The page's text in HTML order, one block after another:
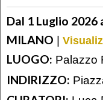
Dal 1 Luglio
MILANO |
LUOGO: Palazzo
INDIRIZZO: